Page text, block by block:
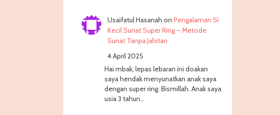
Usaifatul Hasanah onPengalaman Si
Kecil Sunat Super Ring – Metode
Sunat Tanpa Jahitan
4 April 2025
Hai mbak, lepas lebaran ini doakan
saya hendak menyunatkan anak saya
dengan super ring. Bismillah. Anak saya
usia 3 tahun…